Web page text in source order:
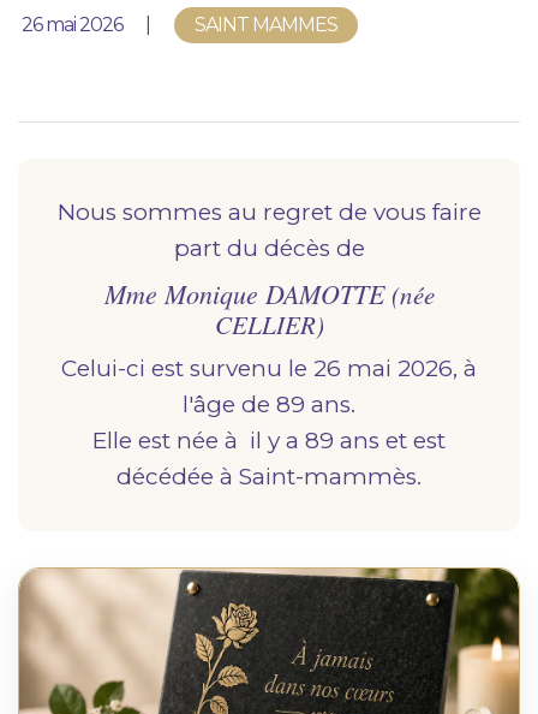
Nous vous accompagnons.
Nos produits en marbrerie
marbrerie pour accompagner l'hommage du
défunt. Découvrez nos gammes spécialisées.
Demander un devis marbrerie
Publié le
26 mai 2026 SAINT MAMMES
Nous sommes au regret de vous faire
part du décès de
Mme Monique DAMOTTE (née
CELLIER)
Celui-ci est survenu le 26 mai 2026, à
l'âge de 89 ans.
Elle est née à il y a 89 ans et est
décédée à
saint-mammès.